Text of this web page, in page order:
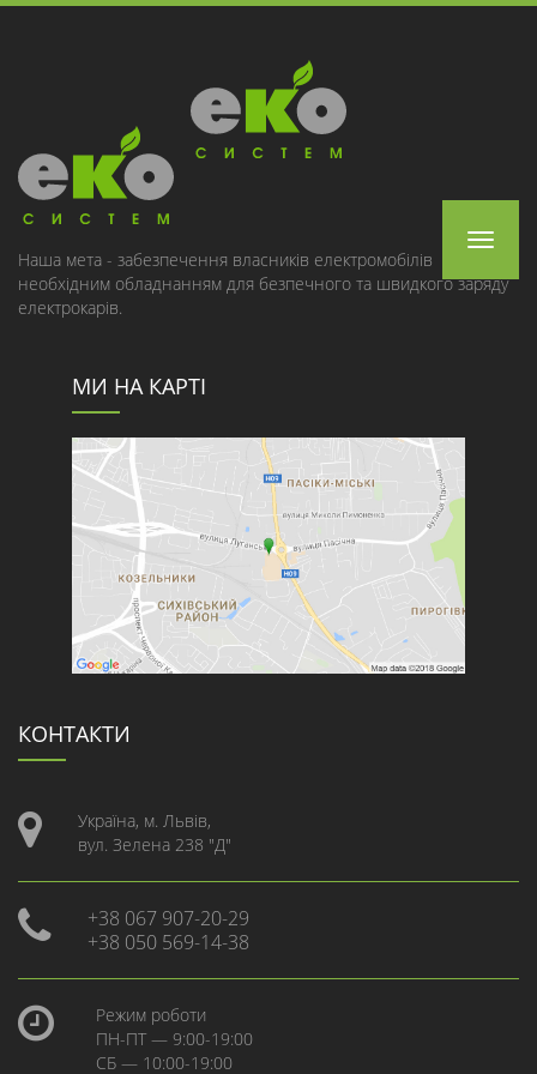
Toggle
Наша мета - забезпечення власників електромобілів
необхідним обладнанням для безпечного та швидкого заряду
електрокарів.
МИ НА КАРТІ
КОНТАКТИ
Україна, м. Львів,
вул. Зелена 238 "Д"
+38 067 907-20-29
+38 050 569-14-38
Режим роботи
ПН-ПТ — 9:00-19:00
СБ — 10:00-19:00